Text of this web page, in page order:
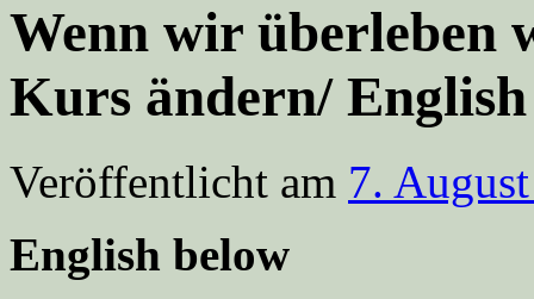
Wenn wir überleben
Kurs ändern/
Veröffentlicht am 7.
English below